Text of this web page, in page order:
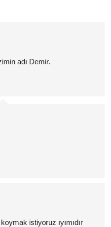
adı Demir.
istiyoruz ıyımıdır